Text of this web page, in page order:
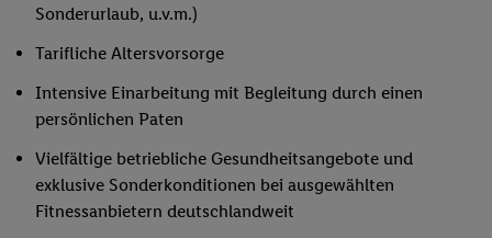
Sonderurlaub, u.v.m.)
Tarifliche Altersvorsorge
Intensive Einarbeitung mit Begleitung durch einen
persönlichen Paten
Vielfältige betriebliche Gesundheitsangebote und
exklusive Sonderkonditionen bei ausgewählten
Fitnessanbietern deutschlandweit